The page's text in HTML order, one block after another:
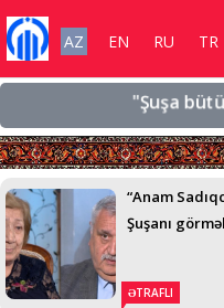
AZ EN RU TR
"Şuşa
“Anam
Şuşanı
ƏTRAFLI